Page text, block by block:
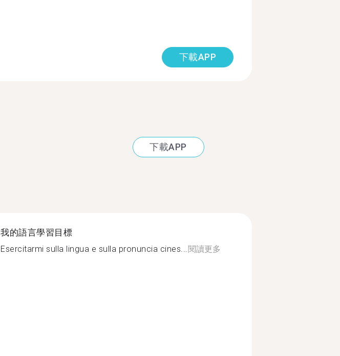
下載APP
下載APP
我的語言學習目標
Esercitarmi sulla lingua e sulla pronuncia cines... 閱讀更多